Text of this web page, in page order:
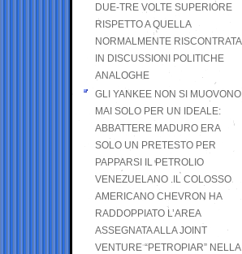
DUE-TRE VOLTE SUPERIORE
RISPETTO A QUELLA
NORMALMENTE RISCONTRATA
IN DISCUSSIONI POLITICHE
ANALOGHE
GLI YANKEE NON SI MUOVONO
MAI SOLO PER UN IDEALE:
ABBATTERE MADURO ERA
SOLO UN PRETESTO PER
PAPPARSI IL PETROLIO
VENEZUELANO .IL COLOSSO
AMERICANO CHEVRON HA
RADDOPPIATO L’AREA
ASSEGNATA ALLA JOINT
VENTURE “PETROPIAR” NELLA